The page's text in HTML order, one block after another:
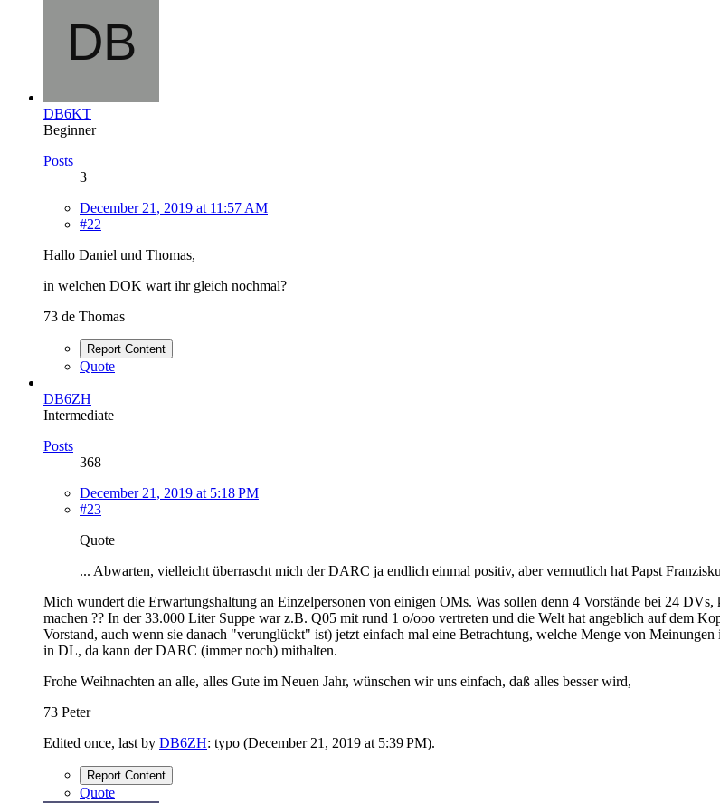
DB6KT
Beginner
Posts
3
December 21, 2019 at 11:57 AM
#22
Hallo Daniel und Thomas,
in welchen DOK wart ihr gleich nochmal?
73 de Thomas
Report Content
Quote
DB6ZH
Intermediate
Posts
368
December 21, 2019 at 5:18 PM
#23
Quote
... Abwarten, vielleicht überrascht mich der DARC ja endlich einmal positiv, aber vermutlich hat Papst
Mich wundert die Erwartungshaltung an Einzelpersonen von einigen OMs. Was sollen denn 4 Vorstände bei 24
machen ?? In der 33.000 Liter Suppe war z.B. Q05 mit rund 1 o/ooo vertreten und die Welt hat angeblich auf dem
Vorstand, auch wenn sie danach "verunglückt" ist) jetzt einfach mal eine Betrachtung, welche Menge von
in DL, da kann der DARC (immer noch) mithalten.
Frohe Weihnachten an alle, alles Gute im Neuen Jahr, wünschen wir uns einfach, daß alles besser wird,
73 Peter
Edited once, last by DB6ZH: typo (December 21, 2019 at 5:39 PM).
Report Content
Quote